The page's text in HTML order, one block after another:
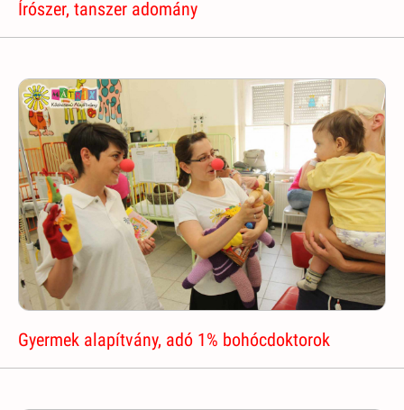
Írószer, tanszer adomány
Gyermek alapítvány, adó 1% bohócdoktorok